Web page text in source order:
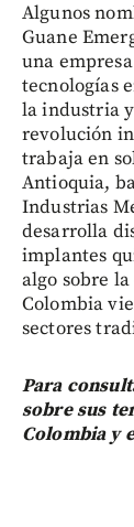
Algunos
Guane
una
tecnologías
la industria
revolución
trabaja en
Antioquia,
Industrias
desarrolla
implantes
algo sobre
Colombia
sectores
Para
sobre sus
Colombia y